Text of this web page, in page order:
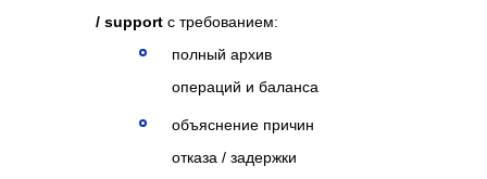
/ support с требованием:
полный архив
операций и баланса
объяснение причин
отказа / задержки